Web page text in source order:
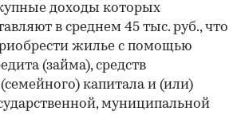
доходы которых
в среднем 45 тыс. руб., что
жилье с помощью
(займа), средств
капитала и (или)
муниципальной